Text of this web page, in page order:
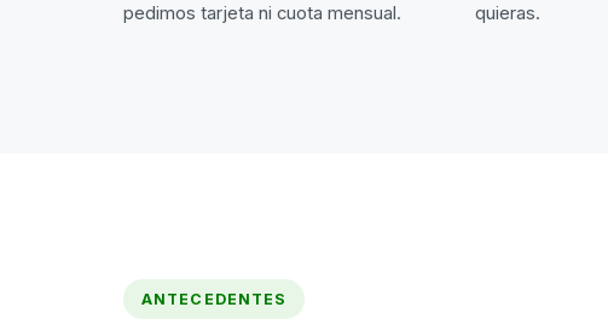
pedimos tarjeta ni cuota mensual.
quieras.
ANTECEDENTES